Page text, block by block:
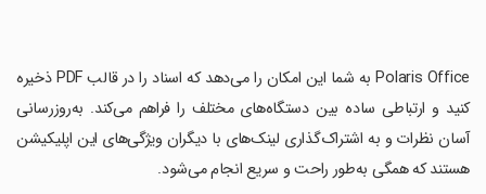
‏Polaris Office به شما این امکان را می‌دهد که اسناد را در قالب PDF ذخیره
کنید و ارتباطی ساده بین دستگاه‌های مختلف را فراهم می‌کند. به‌روزرسانی
آسان نظرات و به اشتراک‌گذاری لینک‌های با دیگران ویژگی‌های این اپلیکیشن
هستند که همگی به‌طور راحت و سریع انجام می‌شود.